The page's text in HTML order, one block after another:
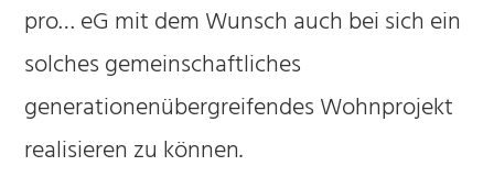
pro… eG mit dem Wunsch auch bei sich ein
solches gemeinschaftliches
generationenübergreifendes Wohnprojekt
realisieren zu können.